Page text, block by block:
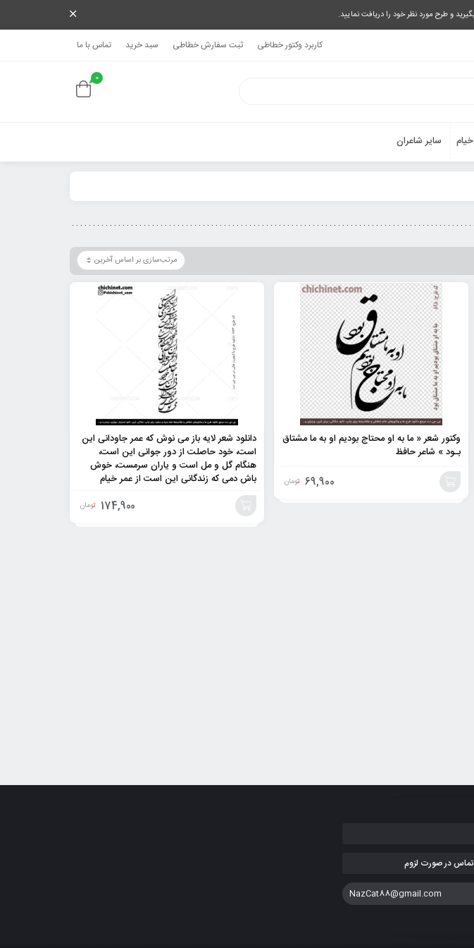
کاربرد وکتور خطاطی ثبت سفارش خطاطی سبد خرید تماس با ما
0
خیام سایر شاعران
وکتور شعر « ما به او محتاج بودیم او به ما مشتاق
بـود » شاعر حافظ
69,900 تومان
دانلود شعر لایه باز می نوش که عمر جاودانی این
است، خود حاصلت از دور جوانی این است،
هنگام گل و مل است و یاران سرمست، خوش
باش دمی که زندگانی این است از عمر خیام
174,900 تومان
NazCat88@gmail.com